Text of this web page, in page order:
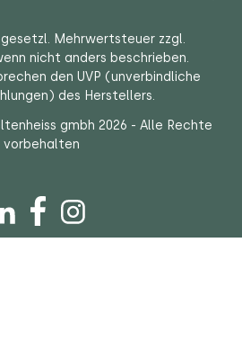
gesetzl. Mehrwertsteuer zzgl.
nicht anders beschrieben.
den UVP (unverbindliche
des Herstellers.
gmbh 2026 - Alle Rechte
vorbehalten